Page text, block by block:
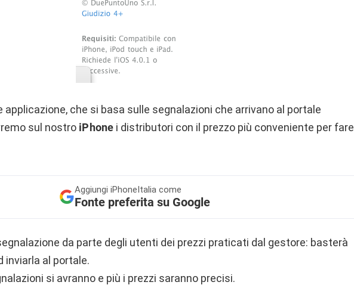
applicazione, che si basa sulle segnalazioni che arrivano al portale
sul nostro iPhone i distributori con il prezzo più conveniente per fare
Aggiungi iPhoneItalia come
Fonte preferita su Google
da parte degli utenti dei prezzi praticati dal gestore: basterà
al portale.
si avranno e più i prezzi saranno precisi.